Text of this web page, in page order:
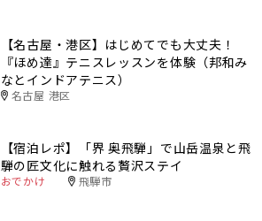
【名古屋・港区】はじめてでも大丈夫！
『ほめ達』テニスレッスンを体験（邦和み
なとインドアテニス）
名古屋 港区
【宿泊レポ】「界 奥飛騨」で山岳温泉と飛
騨の匠文化に触れる贅沢ステイ
おでかけ 飛騨市